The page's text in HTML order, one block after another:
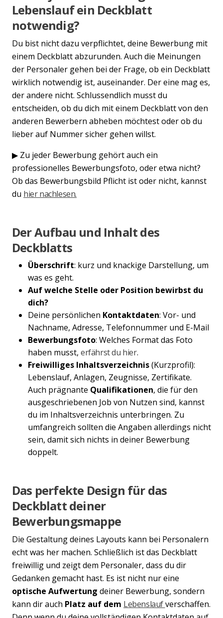
Lebenslauf ein Deckblatt
notwendig?
Du bist nicht dazu verpflichtet, deine Bewerbung mit
einem Deckblatt abzurunden. Auch die Meinungen
der Personaler gehen bei der Frage, ob ein Deckblatt
wirklich notwendig ist, auseinander. Der eine mag es,
der andere nicht. Schlussendlich musst du
entscheiden, ob du dich mit einem Deckblatt von den
anderen Bewerbern abheben möchtest oder ob du
lieber auf Nummer sicher gehen willst.
▶ Zu jeder Bewerbung gehört auch ein
professionelles Bewerbungsfoto, oder etwa nicht?
Ob das Bewerbungsbild Pflicht ist oder nicht, kannst
du hier nachlesen.
Der Aufbau und Inhalt des
Deckblatts
Überschrift: kurz und knackige Darstellung, um
was es geht.
Auf welche Stelle oder Position bewirbst du
dich?
Deine persönlichen Kontaktdaten: Vor- und
Nachname, Adresse, Telefonnummer und E-Mail
Bewerbungsfoto: Welches Format das Foto
haben musst, erfährst du hier.
Freiwilliges Inhaltsverzeichnis(Kurzprofil):
Lebenslauf, Anlagen, Zeugnisse, Zertifikate.
Auch prägnante Qualifikationen, die für den
ausgeschriebenen Job von Nutzen sind, kannst
du im Inhaltsverzeichnis unterbringen. Zu
umfangreich sollten die Angaben allerdings nicht
sein, damit sich nichts in deiner Bewerbung
doppelt.
Das perfekte Design für das
Deckblatt deiner
Bewerbungsmappe
Die Gestaltung deines Layouts kann bei Personalern
echt was her machen. Schließlich ist das Deckblatt
freiwillig und zeigt dem Personaler, dass du dir
Gedanken gemacht hast. Es ist nicht nur eine
optische Aufwertung deiner Bewerbung, sondern
kann dir auch Platz auf dem Lebenslaufverschaffen.